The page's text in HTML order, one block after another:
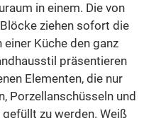
in einem. Die von
ziehen sofort die
Küche den ganz
präsentieren
Elementen, die nur
Porzellanschüsseln und
zu werden. Weiß